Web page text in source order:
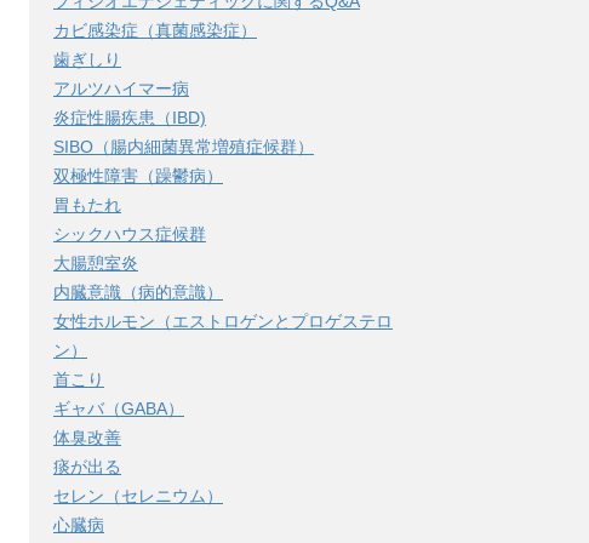
カビ感染症（真菌感染症）
歯ぎしり
アルツハイマー病
炎症性腸疾患（IBD)
SIBO（腸内細菌異常増殖症候群）
双極性障害（躁鬱病）
胃もたれ
シックハウス症候群
大腸憩室炎
内臓意識（病的意識）
女性ホルモン（エストロゲンとプロゲステロ
ン）
首こり
ギャバ（GABA）
体臭改善
痰が出る
セレン（セレニウム）
心臓病